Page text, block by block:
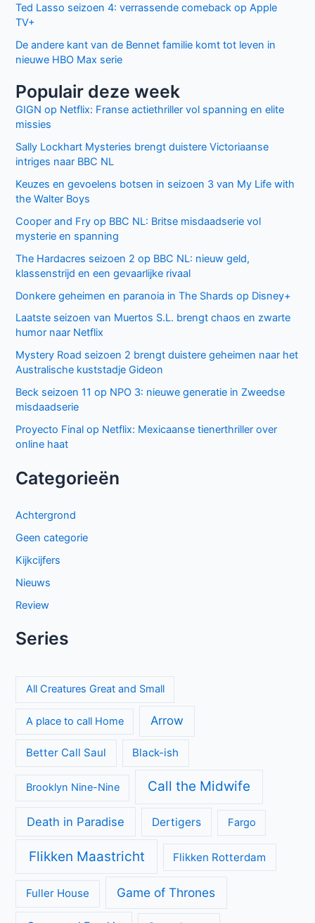
Ted Lasso seizoen 4: verrassende comeback op Apple
TV+
De andere kant van de Bennet familie komt tot leven in
nieuwe HBO Max serie
Populair deze week
GIGN op Netflix: Franse actiethriller vol spanning en elite
missies
Sally Lockhart Mysteries brengt duistere Victoriaanse
intriges naar BBC NL
Keuzes en gevoelens botsen in seizoen 3 van My Life with
the Walter Boys
Cooper and Fry op BBC NL: Britse misdaadserie vol
mysterie en spanning
The Hardacres seizoen 2 op BBC NL: nieuw geld,
klassenstrijd en een gevaarlijke rivaal
Donkere geheimen en paranoia in The Shards op Disney+
Laatste seizoen van Muertos S.L. brengt chaos en zwarte
humor naar Netflix
Mystery Road seizoen 2 brengt duistere geheimen naar het
Australische kuststadje Gideon
Beck seizoen 11 op NPO 3: nieuwe generatie in Zweedse
misdaadserie
Proyecto Final op Netflix: Mexicaanse tienerthriller over
online haat
Categorieën
Achtergrond
Geen categorie
Kijkcijfers
Nieuws
Review
Series
All Creatures Great and Small
A place to call Home Arrow
Better Call Saul Black-ish
Brooklyn Nine-Nine Call the Midwife
Death in Paradise Dertigers Fargo
Flikken Maastricht Flikken Rotterdam
Fuller House Game of Thrones